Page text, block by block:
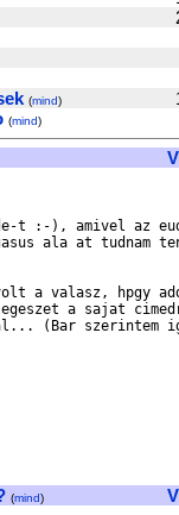
(mind)
(mind)
t :-), amivel az
ala at tudnam
a valasz, hpgy
egeszet a sajat
(Bar szerintem
(mind)